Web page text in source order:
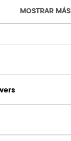
MOSTRAR MÁS